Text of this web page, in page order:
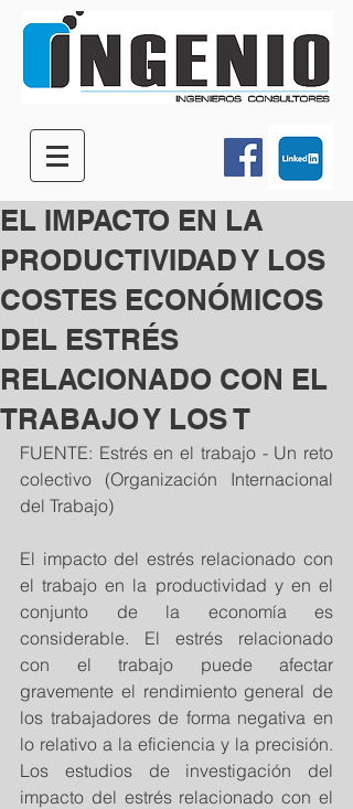
EL IMPACTO EN LA
PRODUCTIVIDAD Y LOS
COSTES ECONÓMICOS
DEL ESTRÉS
RELACIONADO CON EL
TRABAJO Y LOS T
FUENTE: Estrés en el trabajo - Un reto
colectivo (Organización Internacional
del Trabajo)
El impacto del estrés relacionado con
el trabajo en la productividad y en el
conjunto de la economía es
considerable. El estrés relacionado
con el trabajo puede afectar
gravemente el rendimiento general de
los trabajadores de forma negativa en
lo relativo a la eficiencia y la precisión.
Los estudios de investigación del
impacto del estrés relacionado con el